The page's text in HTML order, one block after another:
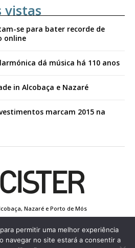
vistas
se para bater recorde de
online
dá música há 110 anos
in Alcobaça e Nazaré
marcam 2015 na
Nazaré e Porto de Mós
Edição Impressa
permitir uma melhor experiência
navegar no site estará a consentir a